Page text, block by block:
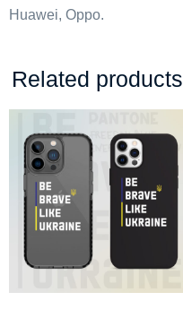
Huawei, Oppo.
Related products